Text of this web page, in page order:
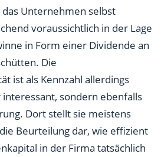
Unternehmen selbst
voraussichtlich in der Lage
in Form einer Dividende an
Die
ist als Kennzahl allerdings
sondern ebenfalls
Dort stellt sie meistens
Beurteilung dar, wie effizient
in der Firma tatsächlich